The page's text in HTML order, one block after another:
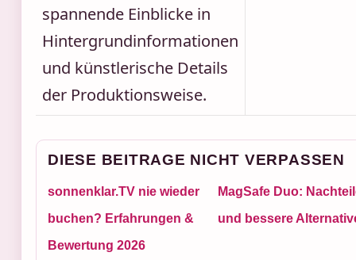
spannende Einblicke in
Hintergrundinformationen
und künstlerische Details
der Produktionsweise.
DIESE BEITRAGE NICHT VERPASSEN
sonnenklar.TV nie wieder
buchen? Erfahrungen &
Bewertung 2026
MagSafe Duo:
und bessere